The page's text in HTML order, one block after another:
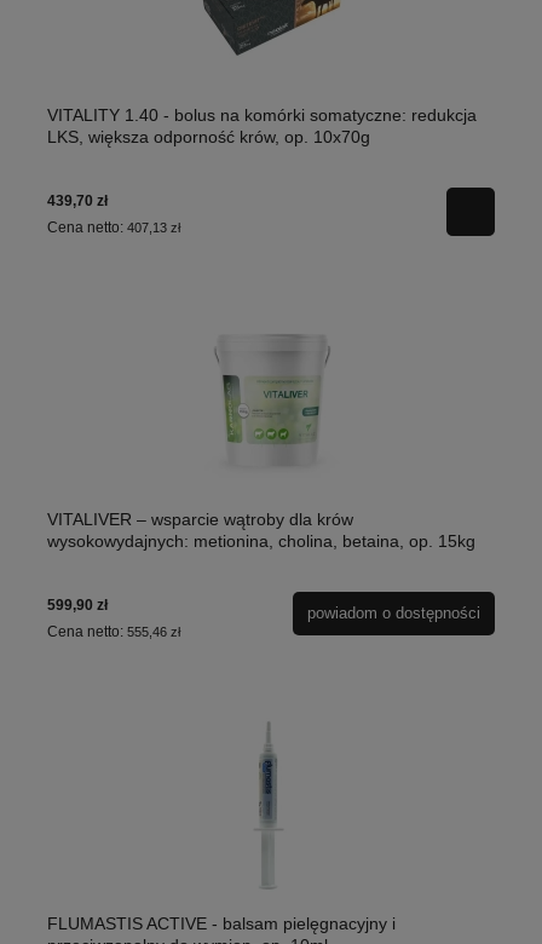
VITALITY 1.40 - bolus na komórki somatyczne: redukcja
LKS, większa odporność krów, op. 10x70g
439,70 zł
Cena netto: 407,13 zł
VITALIVER – wsparcie wątroby dla krów
wysokowydajnych: metionina, cholina, betaina, op. 15kg
599,90 zł
Cena netto: 555,46 zł
powiadom o dostępności
FLUMASTIS ACTIVE - balsam pielęgnacyjny i